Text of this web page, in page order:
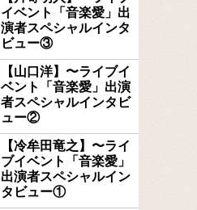
イベント「音楽愛」出
演者スペシャルインタ
ビュー③
【山口洋】〜ライブイ
ベント「音楽愛」出演
者スペシャルインタビ
ュー②
【冷牟田竜之】〜ライ
ブイベント「音楽愛」
出演者スペシャルイン
タビュー①